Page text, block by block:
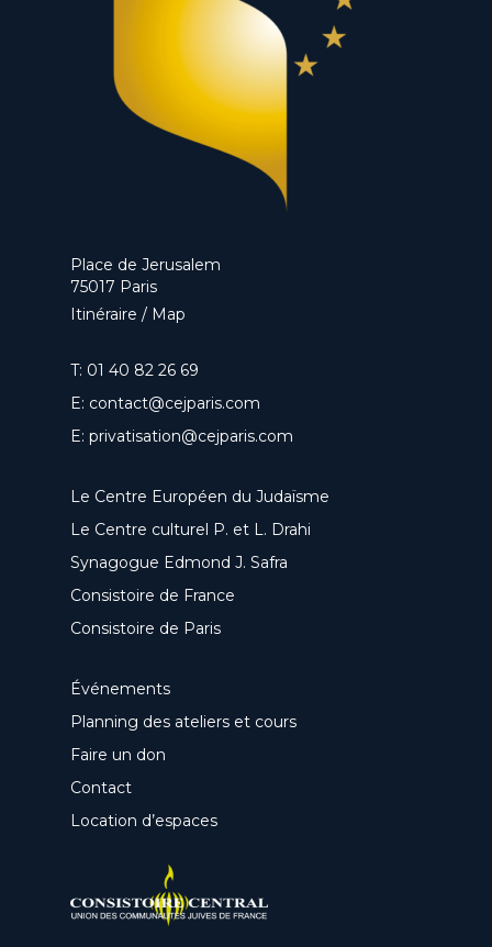
Place de Jerusalem
75017 Paris
Itinéraire / Map
T: 01 40 82 26 69
E: contact@cejparis.com
E: privatisation@cejparis.com
Le Centre Européen du Judaïsme
Le Centre culturel P. et L. Drahi
Synagogue Edmond J. Safra
Consistoire de France
Consistoire de Paris
Événements
Planning des ateliers et cours
Faire un don
Contact
Location d’espaces